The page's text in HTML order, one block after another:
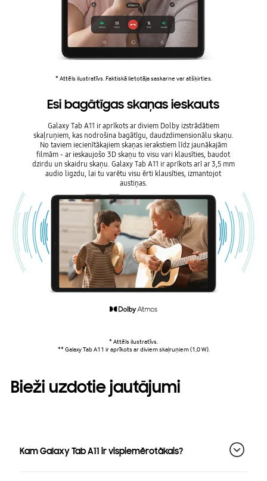
* Attēls ilustratīvs. Faktiskā lietotāja saskarne var atšķirties.
Esi bagātīgas skaņas ieskauts
Galaxy Tab A11 ir aprīkots ar diviem Dolby izstrādātiem
skaļruņiem, kas nodrošina bagātīgu, daudzdimensionālu skaņu.
No taviem iecienītākajiem skaņas ierakstiem līdz jaunākajām
filmām - ar ieskaujošo 3D skaņu to visu vari klausīties, baudot
dzirdu un skaidru skaņu. Galaxy Tab A11 ir aprīkots arī ar 3,5 mm
audio ligzdu, lai tu varētu visu ērti klausīties, izmantojot
austiņas.
* Attēls ilustratīvs.
** Galaxy Tab A11 ir aprīkots ar diviem skaļruņiem (1,0 W).
Bieži uzdotie jautājumi
Kam Galaxy Tab A11 ir vispiemērotākais?